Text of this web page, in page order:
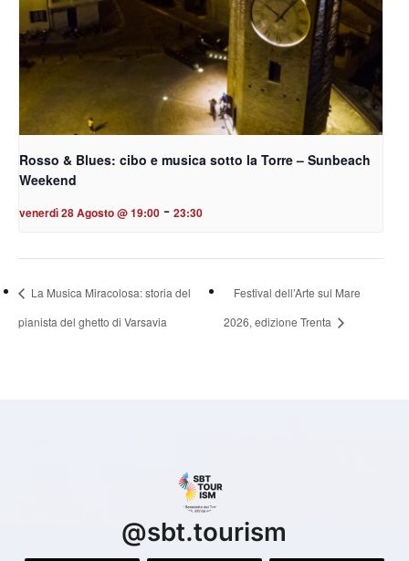
Rosso & Blues: cibo e musica sotto la Torre – Sunbeach
Weekend
venerdì 28 Agosto @ 19:00 - 23:30
La Musica Miracolosa: storia del
pianista del ghetto di Varsavia
Festival dell’Arte sul Mare
2026, edizione Trenta
@sbt.tourism